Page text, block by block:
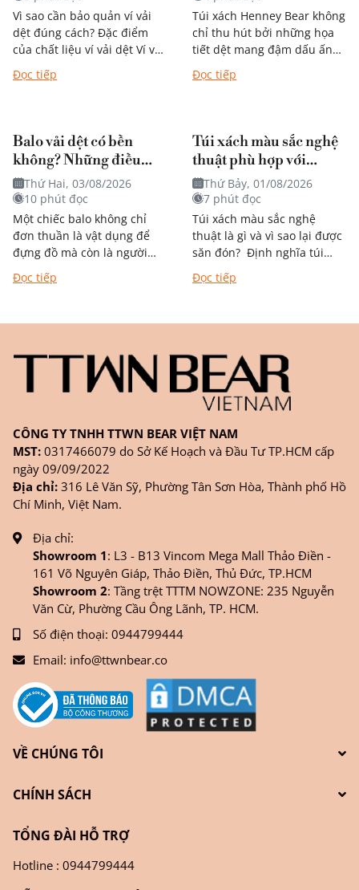
Vì sao cần bảo quản ví vải
dệt đúng cách? Đặc điểm
của chất liệu ví vải dệt Ví vải
thích nhờ thiết...
Đọc tiếp
Túi xách Henney Bear không
chỉ thu hút bởi những họa
tiết dệt mang đậm dấu ấn
kết hợp với...
Đọc tiếp
Balo vải dệt có bền
không? Những điều
bạn nên biết trước khi
quyết định mua
Thứ Hai, 03/08/2026
10 phút đọc
Một chiếc balo không chỉ
đơn thuần là vật dụng để
đựng đồ mà còn là người
chặng đường học tập,...
Đọc tiếp
Túi xách màu sắc nghệ
thuật phù hợp với
phong cách nào?
Thứ Bảy, 01/08/2026
7 phút đọc
Túi xách màu sắc nghệ
thuật là gì và vì sao lại được
săn đón? Định nghĩa túi
nghệ thuật Khác với túi
Đọc tiếp
CÔNG TY TNHH TTWN BEAR VIỆT NAM
MST: 0317466079 do Sở Kế Hoạch và Đầu Tư TP.HCM cấp
ngày 09/09/2022
Địa chỉ: 316 Lê Văn Sỹ, Phường Tân Sơn Hòa, Thành phố Hồ
Chí Minh, Việt Nam.
Địa chỉ:
Showroom 1: L3 - B13 Vincom Mega Mall Thảo Điền -
161 Võ Nguyên Giáp, Thảo Điền, Thủ Đức, TP.HCM
Showroom 2: Tầng trệt TTTM NOWZONE: 235 Nguyễn
Văn Cừ, Phường Cầu Ông Lãnh, TP. HCM.
Số điện thoại: 0944799444
Email: info@ttwnbear.co
VỀ CHÚNG TÔI
CHÍNH SÁCH
TỔNG ĐÀI HỖ TRỢ
Hotline : 0944799444